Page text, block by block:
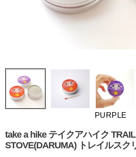
PURPLE
take a hike テイクアハイク
STOVE(DARUMA) トレイルスク